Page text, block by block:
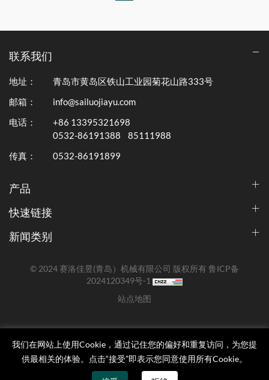
联系我们
地址：
青岛市黄岛区铁山工业园菊花山路333号
邮箱：
info@sailuojiayu.com
电话：
+86 13395321698
0532-86191388
85111988
传真：
0532-86191899
产品
快速链接
新闻类别
© 2024 赛洛佳昱(青岛）机械有限公司 版权所有 鲁ICP备
2024120349号-1
站点地图
我们在网站上使用Cookie，通过记住您的偏好和重复访问，为您提
供最相关的体验。点击“接受”即表示您同意使用所有Cookie。